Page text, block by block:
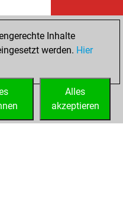
Inhalte
werden. Hier
Alles
akzeptieren